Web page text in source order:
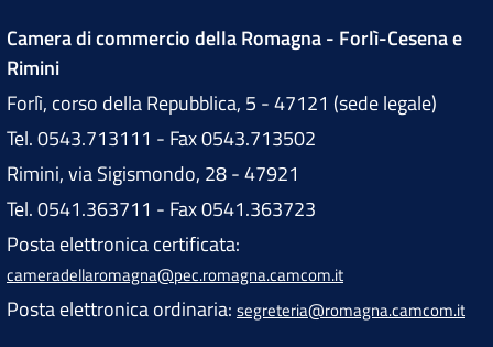
Camera di commercio della Romagna - Forlì-Cesena e
Rimini
Forlì, corso della Repubblica, 5 - 47121 (sede legale)
Tel. 0543.713111 - Fax 0543.713502
Rimini, via Sigismondo, 28 - 47921
Tel. 0541.363711 - Fax 0541.363723
Posta elettronica certificata:
cameradellaromagna@pec.romagna.camcom.it
Posta elettronica ordinaria: segreteria@romagna.camcom.it